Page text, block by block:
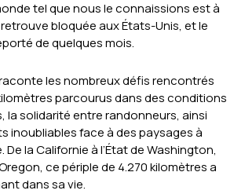
tel que nous le connaissions est à
retrouve bloquée aux États-Unis, et le
de quelques mois.
les nombreux défis rencontrés
parcourus dans des conditions
la solidarité entre randonneurs, ainsi
inoubliables face à des paysages à
la Californie à l’État de Washington,
ce périple de 4.270 kilomètres a
dans sa vie.